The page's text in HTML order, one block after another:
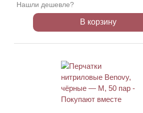
Нашли дешевле?
В корзину